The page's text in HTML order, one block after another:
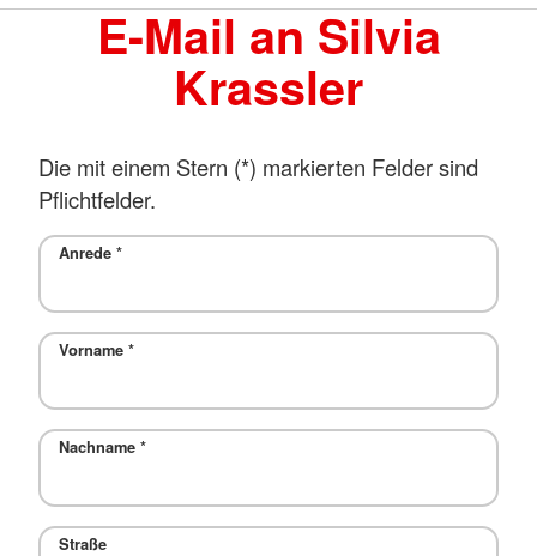
E-Mail an Silvia
Krassler
Die mit einem Stern (*) markierten Felder sind
Pflichtfelder.
Anrede *
Vorname *
Nachname *
Straße